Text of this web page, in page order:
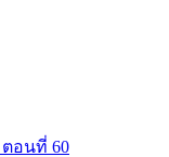
ตอนที่ 60